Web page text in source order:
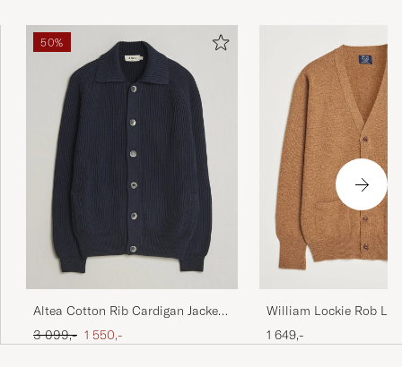
50%
Altea Cotton Rib Cardigan Jacket
Navy
Ordinary pris
3 099,- Nedsat pris
1 550,-
William Lockie Rob
Cardigan Driftwood
1 649,-